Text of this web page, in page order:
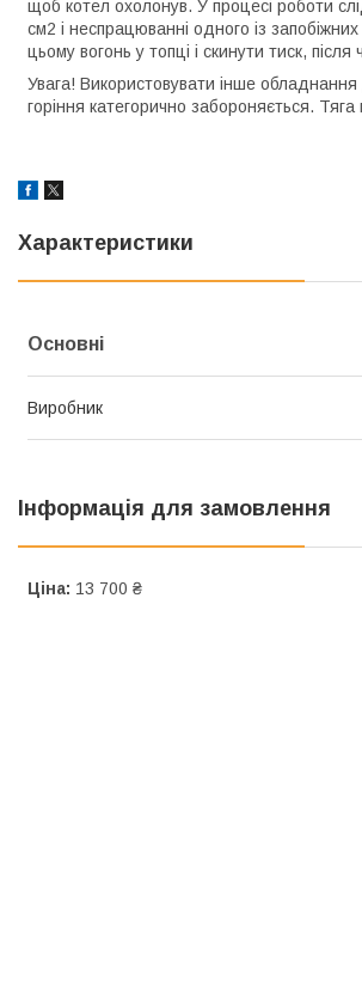
щоб котел охолонув. У процесі роботи
см2 і неспрацюванні одного із
цьому вогонь у топці і скинути тиск, після
Увага! Використовувати інше обладнання
горіння категорично забороняється.
Характеристики
Основні
Виробник
Інформація для замовлення
Ціна: 13 700 ₴